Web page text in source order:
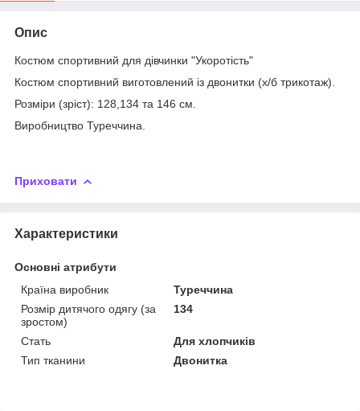
Опис
Костюм спортивний для дівчинки "Укоротість"
Костюм спортивний виготовлений із двонитки (х/б трикотаж).
Розміри (зріст): 128,134 та 146 см.
Виробництво Туреччина.
Приховати
Характеристики
Основні атрибути
Країна виробник
Туреччина
Розмір дитячого одягу (за
зростом)
134
Стать
Для хлопчиків
Тип тканини
Двонитка